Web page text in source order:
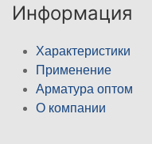
Информация
Характеристики
Применение
Арматура оптом
О компании